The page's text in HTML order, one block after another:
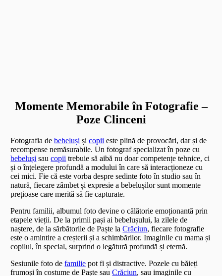
Momente Memorabile în Fotografie –
Poze Clinceni
Fotografia debebeluși șicopii este plină de provocări, dar și de
recompense nemăsurabile. Un fotograf specializat în poze cu
bebeluși saucopii trebuie să aibă nu doar competențe tehnice, ci
și o înțelegere profundă a modului în care să interacționeze cu
cei mici. Fie că este vorba despre sedinte foto în studio sau în
natură, fiecare zâmbet și expresie a bebelușilor sunt momente
prețioase care merită să fie capturate.
Pentru familii, albumul foto devine o călătorie emoționantă prin
etapele vieții. De la primii pași ai bebelușului, la zilele de
naștere, de la sărbătorile de Paște laCrăciun, fiecare fotografie
este o amintire a creșterii și a schimbărilor. Imaginile cu mama și
copilul, în special, surprind o legătură profundă și eternă.
Sesiunile foto defamilie pot fi și distractive. Pozele cu băieți
frumoși în costume de Paște sauCrăciun, sau imaginile cu